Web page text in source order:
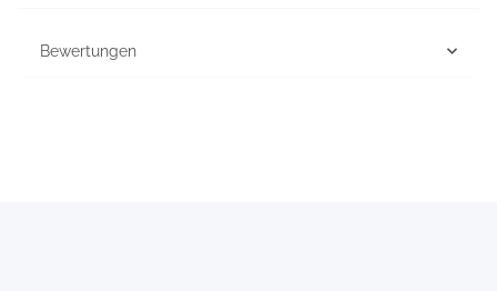
Bewertungen